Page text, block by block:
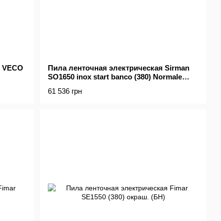
Пила ленточная электрическая Sirman
SO1650 inox start banco (380) Normale
61 536 грн